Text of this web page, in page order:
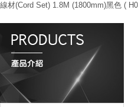
線材(Cord Set) 1.8M (1800mm)黑色 (